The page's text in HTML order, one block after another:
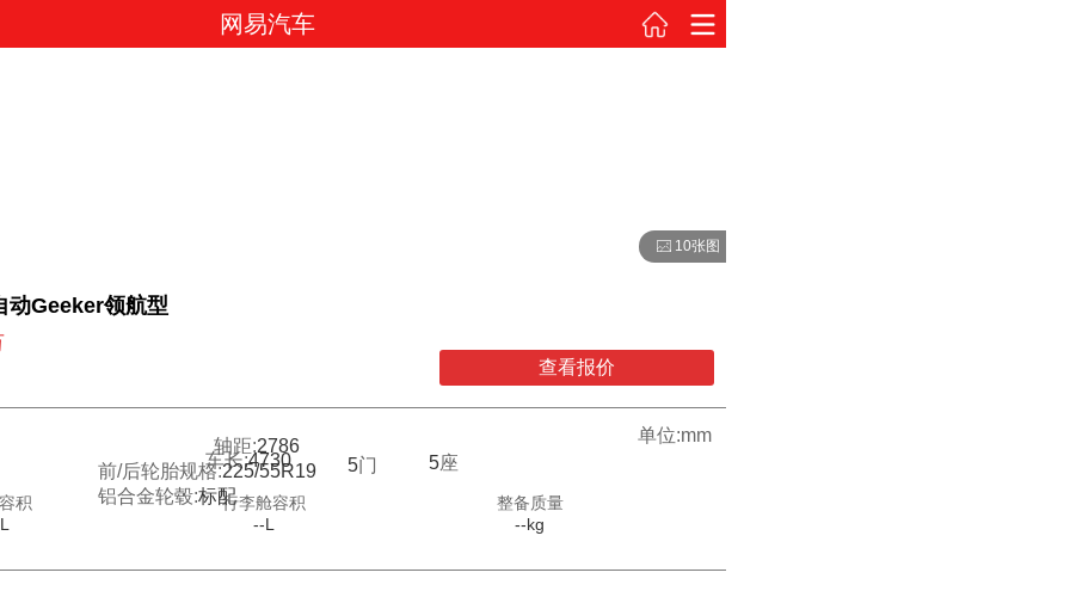
网易汽车
10张图
动Geeker领航型
查看报价
单位:mm
车长:4730 5座
5门
轴距:2786
前/后轮胎规格:225/55R19
铝合金轮毂:标配
积
行李舱容积
--L
整备质量
--kg